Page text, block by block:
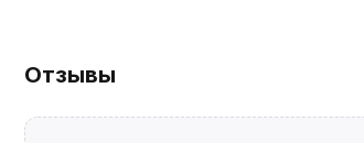
Отзывы